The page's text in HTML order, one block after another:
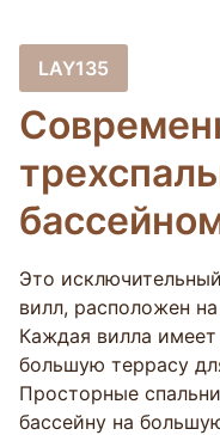
LAY135
Это
вилл, расположен
Каждая вилла
большую террасу
Просторные
бассейну на